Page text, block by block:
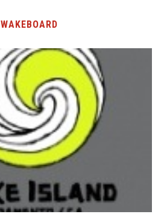
WAKEBOARD